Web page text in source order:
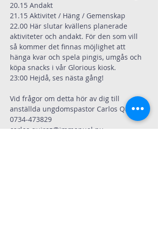
20.15 Andakt
21.15 Aktivitet / Häng / Gemenskap
22.00 Här slutar kvällens planerade
aktiviteter och andakt. För den som vill
så kommer det finnas möjlighet att
hänga kvar och spela pingis, umgås och
köpa snacks i vår Glorious kiosk.
23:00 Hejdå, ses nästa gång!
Vid frågor om detta hör av dig till
anställda ungdomspastor Carlos Quiroz
0734-473829
carlos.quiroz@immanuel.nu